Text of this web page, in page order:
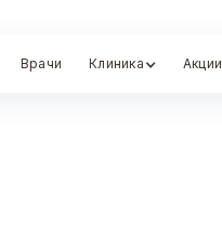
Врачи Клиника Акции